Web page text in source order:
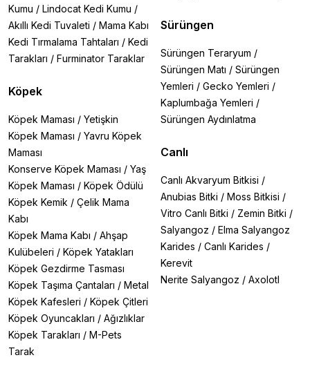
Kumu / Lindocat Kedi Kumu /
Akıllı Kedi Tuvaleti / Mama Kabı
Kedi Tırmalama Tahtaları / Kedi
Tarakları / Furminator Taraklar
Köpek
Köpek Maması / Yetişkin
Köpek Maması / Yavru Köpek
Maması
Konserve Köpek Maması / Yaş
Köpek Maması / Köpek Ödülü
Köpek Kemik / Çelik Mama
Kabı
Köpek Mama Kabı / Ahşap
Kulübeleri / Köpek Yatakları
Köpek Gezdirme Tasması
Köpek Taşıma Çantaları / Metal
Köpek Kafesleri / Köpek Çitleri
Köpek Oyuncakları / Ağızlıklar
Köpek Tarakları / M-Pets
Tarak
Sürüngen
Sürüngen Teraryum /
Sürüngen Matı / Sürüngen
Yemleri / Gecko Yemleri /
Kaplumbağa Yemleri /
Sürüngen Aydınlatma
Canlı
Canlı Akvaryum Bitkisi /
Anubias Bitki / Moss Bitkisi /
Vitro Canlı Bitki / Zemin Bitki /
Salyangoz / Elma Salyangoz
Karides / Canlı Karides /
Kerevit
Nerite Salyangoz / Axolotl